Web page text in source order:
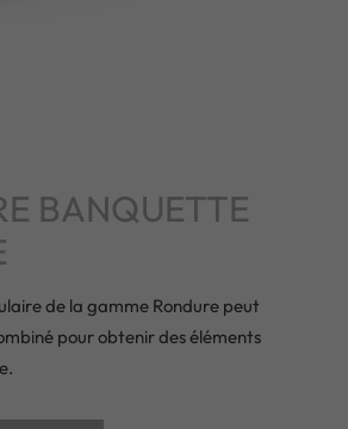
BANQUETTE
de la gamme Rondure peut
pour obtenir des éléments